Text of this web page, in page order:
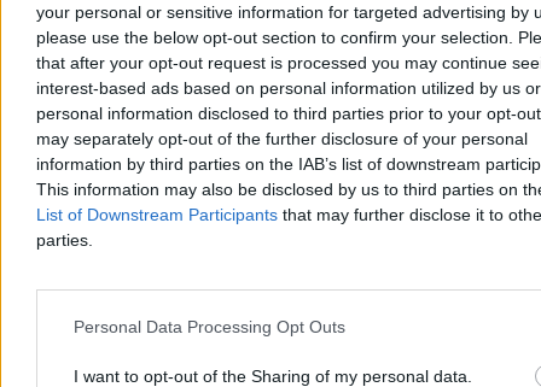
your personal or sensitive information for targeted advertising by
please use the below opt-out section to confirm your selection.
that after your opt-out request is processed you may continue
interest-based ads based on personal information utilized by us or
personal information disclosed to third parties prior to your opt-
may separately opt-out of the further disclosure of your personal
information by third parties on the IAB’s list of downstream
This information may also be disclosed by us to third parties on
List of Downstream Participants that may further disclose it to
parties.
Personal Data Processing Opt Outs
I want to opt-out of the Sharing of my personal data.
Czy po roku urzędowania można już powiedzieć, jakim
prezydentem będzie Karol Nawrocki? Zdaniem prof. Rafała
Chwedoruka tak, choć – jak podkreśla – najważniejsze polityczne
egzaminy dopiero przed nim. W rozmowie z Zero.pl politolog
ocenia pierwszy rok prezydentury, wskazuje jej najmocniejsze i
najsłabsze momenty oraz kreśli scenariusze na kolejne lata.
Bartosz Michalski
Dzisiaj 09:49